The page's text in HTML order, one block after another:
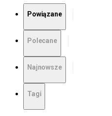
Powiązane
Polecane
Najnowsze
Tagi